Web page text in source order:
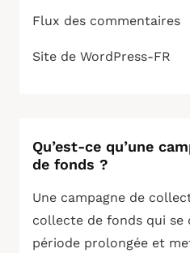
Flux des commentaires
Site de WordPress-FR
Qu’est-ce qu’une
de fonds ?
Une campagne de
collecte de fonds qui se
période prolongée et